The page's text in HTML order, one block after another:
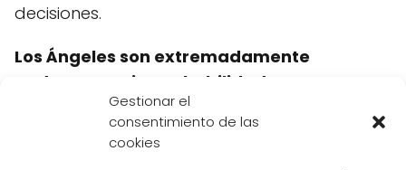
Gestionar el
consentimiento de las
cookies
decisiones.
Los Ángeles son extremadamente
poderosos y tienen habilidades
sobrenaturales.Son capaces de viajar a
velocidades increíbles, controlar la energía